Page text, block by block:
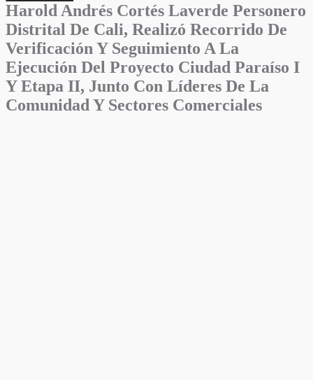
Harold Andrés Cortés Laverde Personero
Distrital De Cali, Realizó Recorrido De
Verificación Y Seguimiento A La
Ejecución Del Proyecto Ciudad Paraíso I
Y Etapa II, Junto Con Líderes De La
Comunidad Y Sectores Comerciales